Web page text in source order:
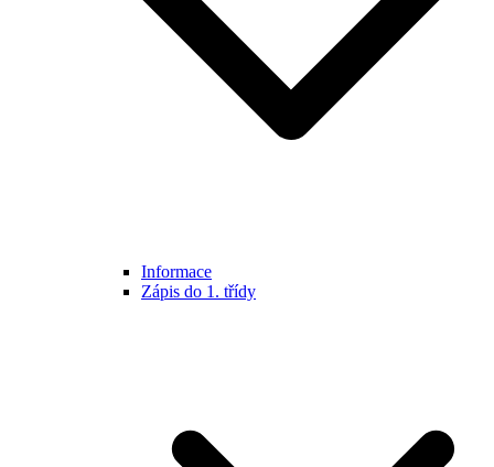
Informace
Zápis do 1. třídy